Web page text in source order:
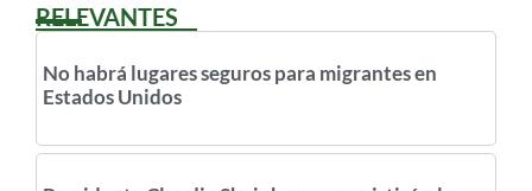
RELEVANTES
No habrá lugares seguros para migrantes en
Estados Unidos